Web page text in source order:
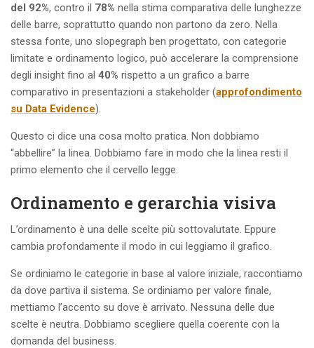
del 92%, contro il 78% nella stima comparativa delle lunghezze
delle barre, soprattutto quando non partono da zero. Nella
stessa fonte, uno slopegraph ben progettato, con categorie
limitate e ordinamento logico, può accelerare la comprensione
degli insight fino al 40% rispetto a un grafico a barre
comparativo in presentazioni a stakeholder (approfondimento
su Data Evidence).
Questo ci dice una cosa molto pratica. Non dobbiamo
“abbellire” la linea. Dobbiamo fare in modo che la linea resti il
primo elemento che il cervello legge.
Ordinamento e gerarchia visiva
L’ordinamento è una delle scelte più sottovalutate. Eppure
cambia profondamente il modo in cui leggiamo il grafico.
Se ordiniamo le categorie in base al valore iniziale, raccontiamo
da dove partiva il sistema. Se ordiniamo per valore finale,
mettiamo l’accento su dove è arrivato. Nessuna delle due
scelte è neutra. Dobbiamo scegliere quella coerente con la
domanda del business.